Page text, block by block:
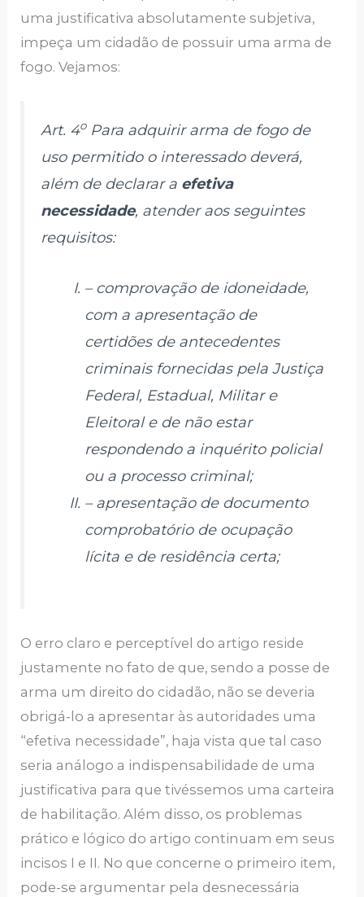
uma justificativa absolutamente subjetiva,
impeça um cidadão de possuir uma arma de
fogo. Vejamos:
Art. 4oPara adquirir arma de fogo de
uso permitido o interessado deverá,
além de declarar a efetiva
necessidade, atender aos seguintes
requisitos:
– comprovação de idoneidade,
com a apresentação de
certidões de antecedentes
criminais fornecidas pela Justiça
Federal, Estadual, Militar e
Eleitoral e de não estar
respondendo a inquérito policial
ou a processo criminal;
– apresentação de documento
comprobatório de ocupação
lícita e de residência certa;
O erro claro e perceptível do artigo reside
justamente no fato de que, sendo a posse de
arma um direito do cidadão, não se deveria
obrigá-lo a apresentar às autoridades uma
“efetiva necessidade”, haja vista que tal caso
seria análogo a indispensabilidade de uma
justificativa para que tivéssemos uma carteira
de habilitação. Além disso, os problemas
prático e lógico do artigo continuam em seus
incisos I e II. No que concerne o primeiro item,
pode-se argumentar pela desnecessária